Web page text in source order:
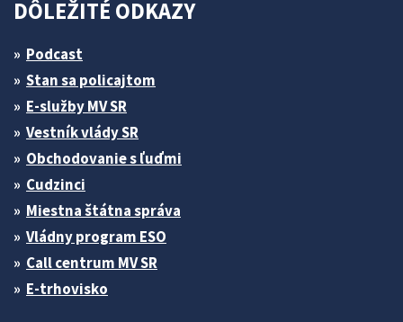
DÔLEŽITÉ ODKAZY
Podcast
Stan sa policajtom
E-služby MV SR
Vestník vlády SR
Obchodovanie s ľuďmi
Cudzinci
Miestna štátna správa
Vládny program ESO
Call centrum MV SR
E-trhovisko